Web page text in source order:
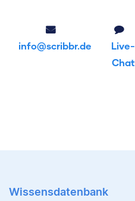
info@scribbr.de
Live-
Chat
Wissensdatenbank